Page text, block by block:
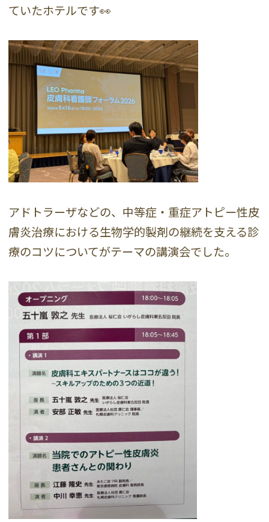
ていたホテルです👀
アドトラーザなどの、中等症・重症アトピー性皮
膚炎治療における生物学的製剤の継続を支える診
療のコツについてがテーマの講演会でした。